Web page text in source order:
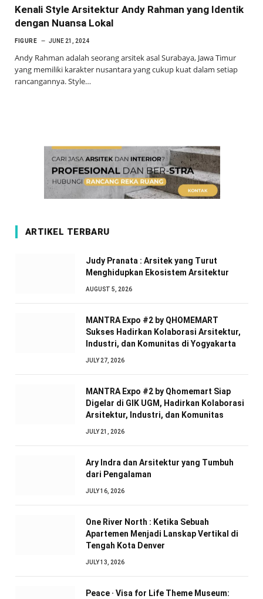
Kenali Style Arsitektur Andy Rahman yang Identik
dengan Nuansa Lokal
FIGURE JUNE 21, 2024
Andy Rahman adalah seorang arsitek asal Surabaya, Jawa Timur
yang memiliki karakter nusantara yang cukup kuat dalam setiap
rancangannya. Style…
ARTIKEL TERBARU
Judy Pranata : Arsitek yang Turut
Menghidupkan Ekosistem Arsitektur
AUGUST 5, 2026
MANTRA Expo #2 by QHOMEMART
Sukses Hadirkan Kolaborasi Arsitektur,
Industri, dan Komunitas di Yogyakarta
JULY 27, 2026
MANTRA Expo #2 by Qhomemart Siap
Digelar di GIK UGM, Hadirkan Kolaborasi
Arsitektur, Industri, dan Komunitas
JULY 21, 2026
Ary Indra dan Arsitektur yang Tumbuh
dari Pengalaman
JULY 16, 2026
One River North : Ketika Sebuah
Apartemen Menjadi Lanskap Vertikal di
Tengah Kota Denver
JULY 13, 2026
Peace · Visa for Life Theme Museum: